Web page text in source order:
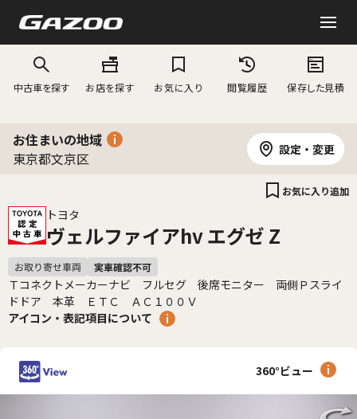
中古車を探す お店を探す お気に入り 閲覧履歴 保存した見積
お住まいの地域
東京都文京区
設定・変更
トヨタ
ヴェルファイアhv エグゼ Z
お気に入り追加
Ｔコネクトメーカーナビ フルセグ 後席モニター 両側Ｐスライ
ドドア 本革 ＥＴＣ ＡＣ１００Ｖ
アイコン・表記項目について
360°ビュー